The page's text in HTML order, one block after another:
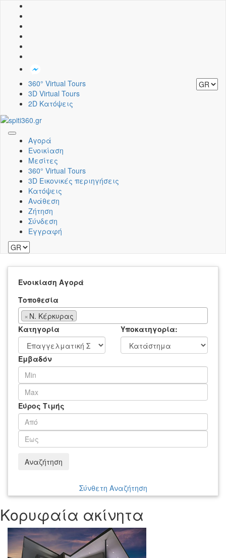
360° Virtual Tours
3D Virtual Tours
2D Κατόψεις
Toggle
navigation
Αγορά
Ενοικίαση
Μεσίτες
360° Virtual Tours
3D Εικονικές περιηγήσεις
Κατόψεις
Ανάθεση
Ζήτηση
Σύνδεση
Εγγραφή
Ενοικίαση Αγορά
Τοποθεσία
× Ν. Κέρκυρας
Κατηγορία
Υποκατηγορία:
Εμβαδόν
Εύρος Τιμής
Αναζήτηση
Σύνθετη Αναζήτηση
Κορυφαία ακίνητα